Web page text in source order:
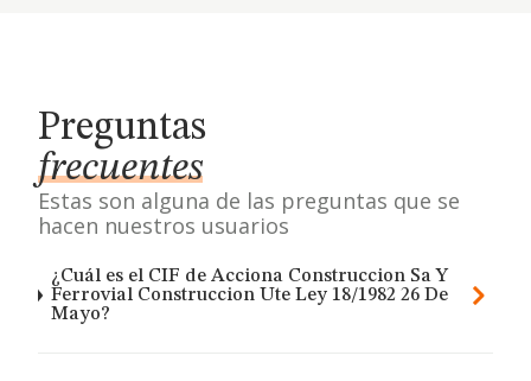
Preguntas
frecuentes
Estas son alguna de las preguntas que se
hacen nuestros usuarios
¿Cuál es el CIF de Acciona Construccion Sa Y
Ferrovial Construccion Ute Ley 18/1982 26 De
Mayo?